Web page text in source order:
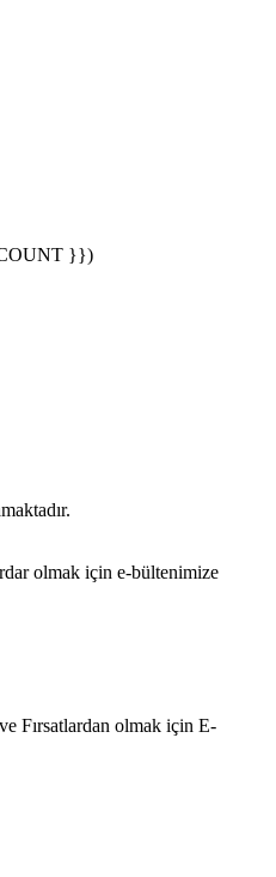
}})
olmak için e-bültenimize
Fırsatlardan olmak için E-